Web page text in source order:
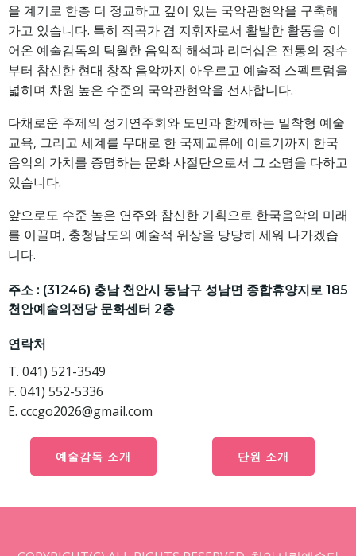
을 계기로 한층 더 정교하고 깊이 있는 국악관현악을 구축해
가고 있습니다. 특히 작곡가 겸 지휘자로서 활발한 활동을 이
어온 예술감독의 탁월한 음악적 해석과 리더십은 전통의 정수
부터 참신한 현대 창작 음악까지 아우르고 예술적 스펙트럼을
넓히며 차원 높은 수준의 국악관현악을 선사합니다.
다채로운 주제의 정기연주회와 도민과 함께하는 밀착형 예술
교육, 그리고 세계를 무대로 한 국제교류에 이르기까지 한국
음악의 가치를 증명하는 문화 사절단으로서 그 소명을 다하고
있습니다.
앞으로도 수준 높은 연주와 참신한 기획으로 한국음악의 미래
를 이끌며, 충청남도의 예술적 위상을 당당히 세워 나가겠습
니다.
주소 : (31246) 충남 천안시 동남구 성남면 종합휴양지로 185
천안예술의전당 문화센터 2층
연락처
T. 041) 521-3549
F. 041) 552-5336
E. cccgo2026@gmail.com
예술감독 소개 단원 소개